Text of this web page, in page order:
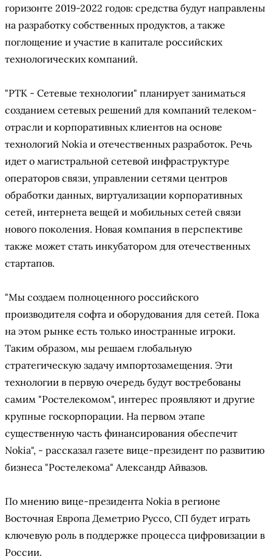
горизонте 2019-2022 годов: средства будут направлены
на разработку собственных продуктов, а также
поглощение и участие в капитале российских
технологических компаний.
"РТК - Сетевые технологии" планирует заниматься
созданием сетевых решений для компаний телеком-
отрасли и корпоративных клиентов на основе
технологий Nokia и отечественных разработок. Речь
идет о магистральной сетевой инфраструктуре
операторов связи, управлении сетями центров
обработки данных, виртуализации корпоративных
сетей, интернета вещей и мобильных сетей связи
нового поколения. Новая компания в перспективе
также может стать инкубатором для отечественных
стартапов.
"Мы создаем полноценного российского
производителя софта и оборудования для сетей. Пока
на этом рынке есть только иностранные игроки.
Таким образом, мы решаем глобальную
стратегическую задачу импортозамещения. Эти
технологии в первую очередь будут востребованы
самим "Ростелекомом", интерес проявляют и другие
крупные госкорпорации. На первом этапе
существенную часть финансирования обеспечит
Nokia", - рассказал газете вице-президент по развитию
бизнеса "Ростелекома" Александр Айвазов.
По мнению вице-президента Nokia в регионе
Восточная Европа Деметрио Руссо, СП будет играть
ключевую роль в поддержке процесса цифровизации в
России.